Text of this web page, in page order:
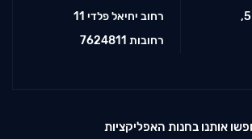
רחוב יחיאל פלדי 11
רחובות 7624811
אותנו בחנות האפליקציות